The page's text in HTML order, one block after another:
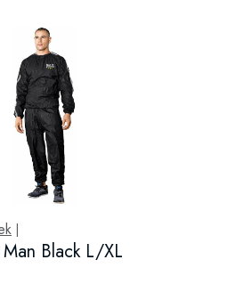
Black L/XL